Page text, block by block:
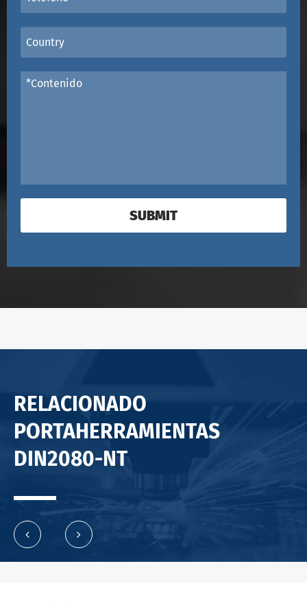
SUBMIT
RELACIONADO
PORTAHERRAMIENTAS
DIN2080-NT